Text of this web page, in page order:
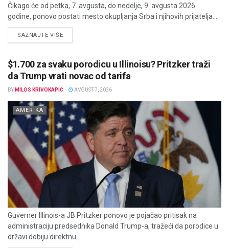
Čikago će od petka, 7. avgusta, do nedelje, 9. avgusta 2026.
godine, ponovo postati mesto okupljanja Srba i njihovih prijatelja...
SAZNAJTE VIŠEDETAILS
$1.700 za svaku porodicu u Illinoisu? Pritzker traži
da Trump vrati novac od tarifa
BY MILOS KRIVOKAPIĆ AVGUST 7, 2026
AMERIKA
Guverner Illinois-a JB Pritzker ponovo je pojačao pritisak na
administraciju predsednika Donald Trump-a, tražeći da porodice u
državi dobiju direktnu...